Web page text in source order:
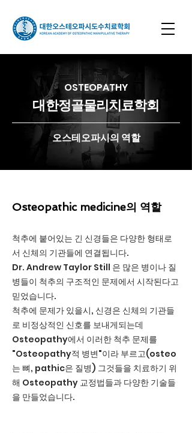
OSTEOPATHY
​대한정골물리치료학회
오스테오파시의 역할
Osteopathic medicine의 역할
척추에 붙어있는 긴 신경들은 다양한 형태로
서 신체의 기관들에 연결됩니다.
Dr. Andrew Taylor Still 은 많은 병이나 질
병들이 척추의 구조적인 문제에서 시작된다고
믿었습니다.
척추에 문제가 있을시, 신경은 신체의 기관들
로 비정상적인 신호를 보내게되는데
Osteopathy에서 이러한 척추 문제를
"Osteopathy적 병변"이라 부르고(osteo
는 뼈, pathic은 질병) 그것들을 치료하기 위
해 Osteopathy 교정법들과 다양한 기술들
을 만들었습니다.